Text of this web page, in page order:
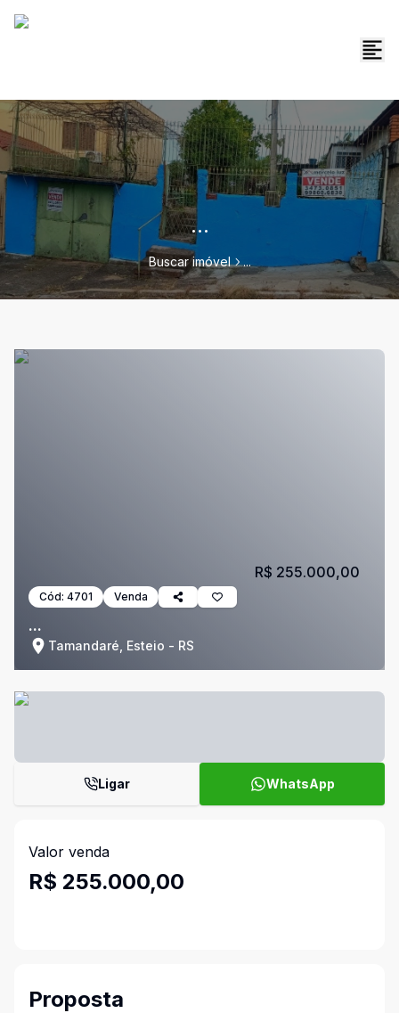
...
Buscar imóvel ...
Cód: 4701 Venda
...
Tamandaré, Esteio - RS
R$ 255.000,00
Ligar WhatsApp
Valor venda
R$ 255.000,00
Proposta